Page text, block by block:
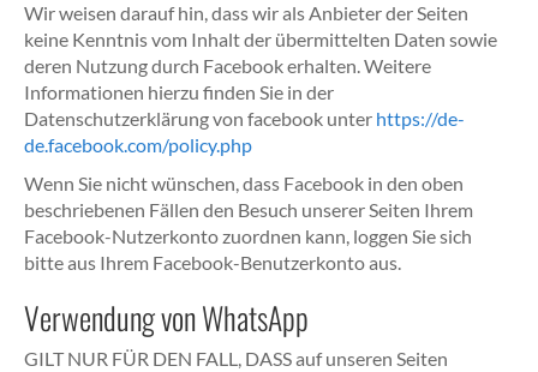
Wir weisen darauf hin, dass wir als Anbieter der Seiten
keine Kenntnis vom Inhalt der übermittelten Daten sowie
deren Nutzung durch Facebook erhalten. Weitere
Informationen hierzu finden Sie in der
Datenschutzerklärung von facebook unter https://de-
de.facebook.com/policy.php
Wenn Sie nicht wünschen, dass Facebook in den oben
beschriebenen Fällen den Besuch unserer Seiten Ihrem
Facebook-Nutzerkonto zuordnen kann, loggen Sie sich
bitte aus Ihrem Facebook-Benutzerkonto aus.
Verwendung von WhatsApp
GILT NUR FÜR DEN FALL, DASS auf unseren Seiten